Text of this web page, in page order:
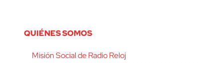
QUIÉNES SOMOS
Misión Social de Radio Reloj